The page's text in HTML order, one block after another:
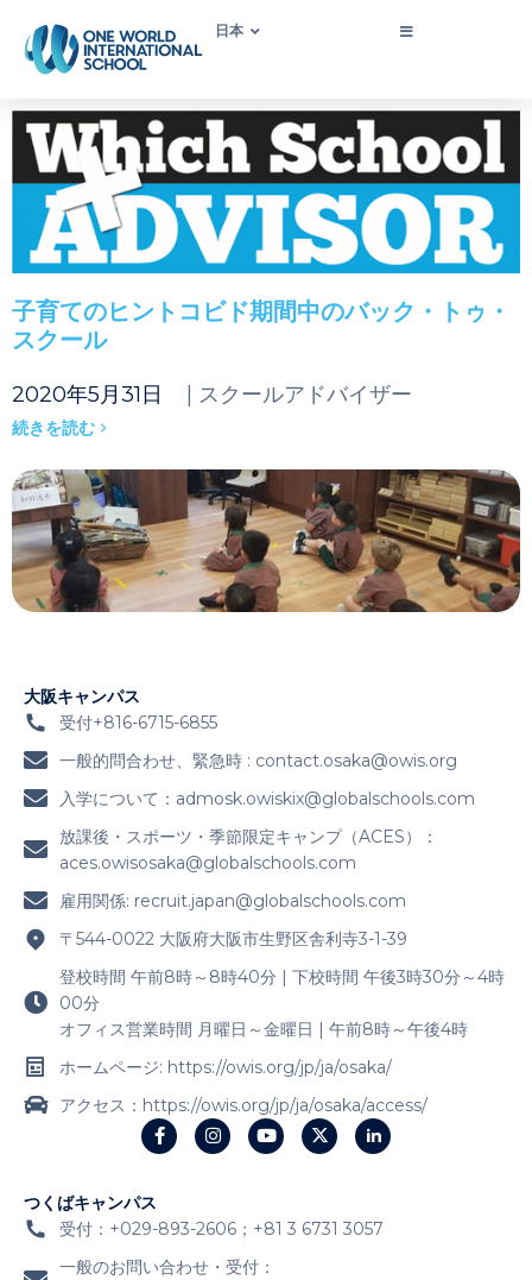
日本
子育てのヒントコビド期間中のバック・トゥ・
スクール
2020年5月31日 | スクールアドバイザー
続きを読む
大阪キャンパス
受付+816-6715-6855
一般的問合わせ、緊急時 : contact.osaka@owis.org
入学について： admosk.owiskix@globalschools.com
放課後・スポーツ・季節限定キャンプ（ACES）：
aces.owisosaka@globalschools.com
雇用関係: recruit.japan@globalschools.com
〒544-0022 大阪府大阪市生野区舎利寺3-1-39
登校時間 午前8時～8時40分 | 下校時間 午後3時30分～4時
00分
オフィス営業時間 月曜日～金曜日 | 午前8時～午後4時
ホームページ: https://owis.org/jp/ja/osaka/
アクセス：https://owis.org/jp/ja/osaka/access/
つくばキャンパス
受付：+029-893-2606；+81 3 6731 3057
一般のお問い合わせ・受付：